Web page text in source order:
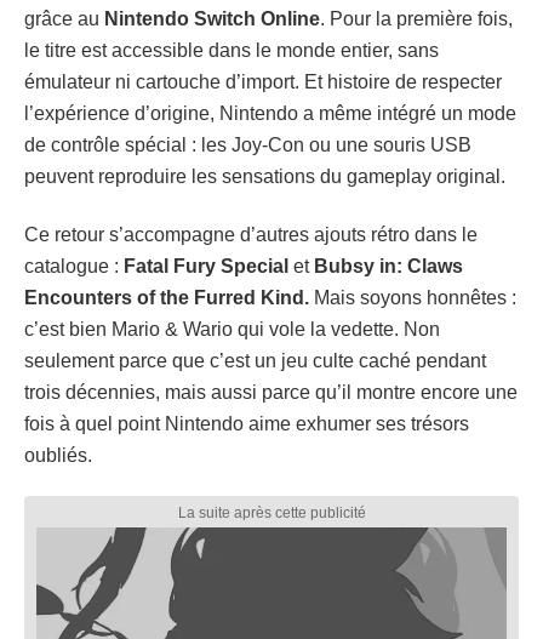
grâce au Nintendo Switch Online. Pour la première fois,
le titre est accessible dans le monde entier, sans
émulateur ni cartouche d’import. Et histoire de respecter
l’expérience d’origine, Nintendo a même intégré un mode
de contrôle spécial : les Joy-Con ou une souris USB
peuvent reproduire les sensations du gameplay original.
Ce retour s’accompagne d’autres ajouts rétro dans le
catalogue : Fatal Fury Special etBubsy in: Claws
Encounters of the Furred Kind. Mais soyons honnêtes :
c’est bien Mario & Wario qui vole la vedette. Non
seulement parce que c’est un jeu culte caché pendant
trois décennies, mais aussi parce qu’il montre encore une
fois à quel point Nintendo aime exhumer ses trésors
oubliés.